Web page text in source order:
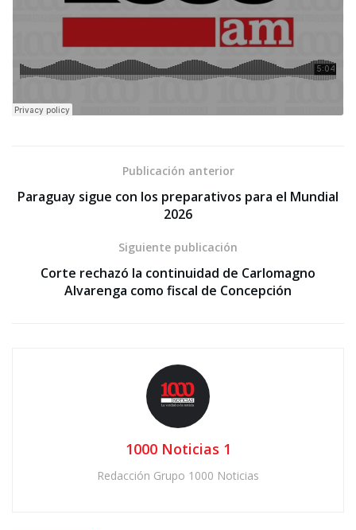
Publicación anterior
Paraguay sigue con los preparativos para el Mundial
2026
Siguiente publicación
Corte rechazó la continuidad de Carlomagno
Alvarenga como fiscal de Concepción
1000 Noticias 1
Redacción Grupo 1000 Noticias